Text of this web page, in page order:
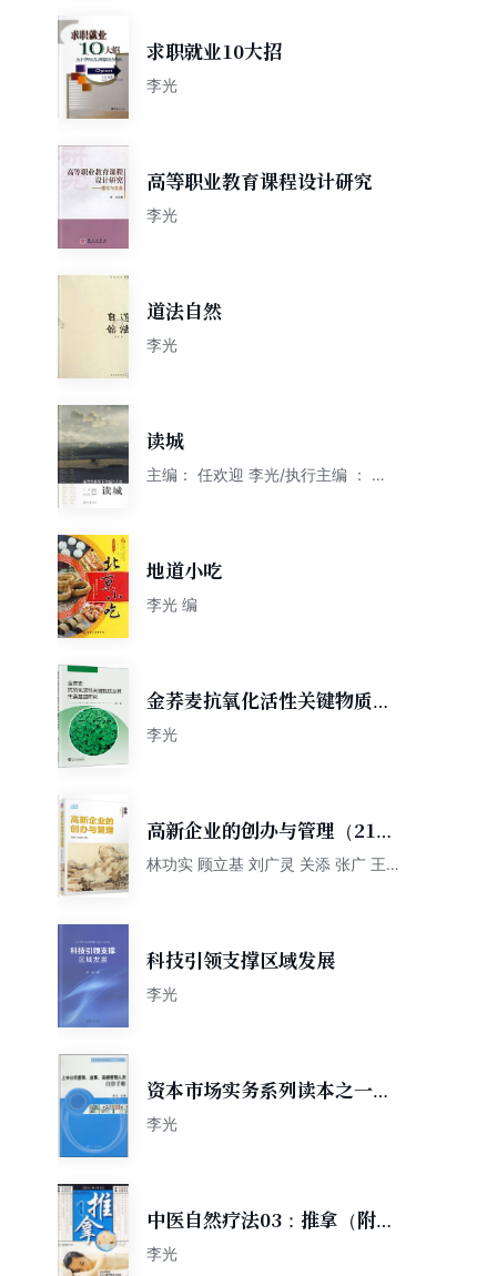
求职就业10大招
李光
高等职业教育课程设计研究
李光
道法自然
李光
读城
主编： 任欢迎 李光/执行主编 ： 孙
地道小吃
李光 编
金荞麦抗氧化活性关键物质及
其主要基因研究
李光
高新企业的创办与管理（21世
纪经济管理精品教材·工商管理
林功实 顾立基 刘广灵 关添 张广 王
科技引领支撑区域发展
李光
资本市场实务系列读本之一
（法规篇）：上市公司董事、
李光
中医自然疗法03：推拿（附光
盘）
李光